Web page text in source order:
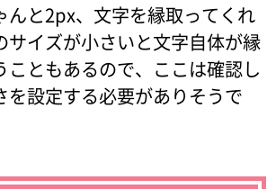
んと2px、文字を縁取ってくれ
サイズが小さいと文字自体が縁
こともあるので、ここは確認し
を設定する必要がありそうで